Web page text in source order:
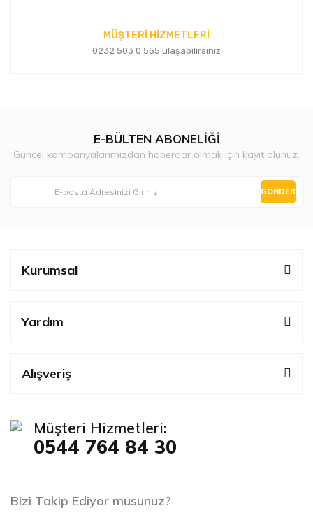
MÜŞTERİ HİZMETLERİ
0232 503 0 555 ulaşabilirsiniz
E-BÜLTEN ABONELİĞİ
Güncel kampanyalarımızdan haberdar olmak için kayıt olunuz.
GÖNDER
Kurumsal
Yardım
Alışveriş
Müşteri Hizmetleri:
0544 764 84 30
Bizi Takip Ediyor musunuz?